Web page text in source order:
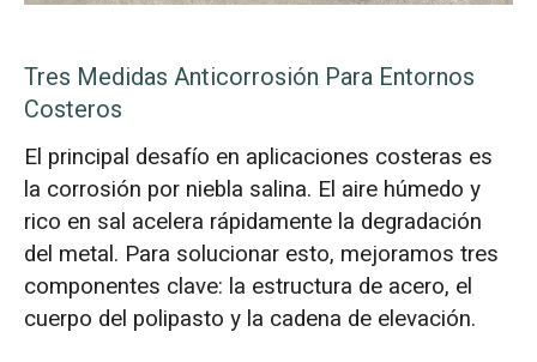
Tres Medidas Anticorrosión Para Entornos
Costeros
El principal desafío en aplicaciones costeras es
la corrosión por niebla salina. El aire húmedo y
rico en sal acelera rápidamente la degradación
del metal. Para solucionar esto, mejoramos tres
componentes clave: la estructura de acero, el
cuerpo del polipasto y la cadena de elevación.